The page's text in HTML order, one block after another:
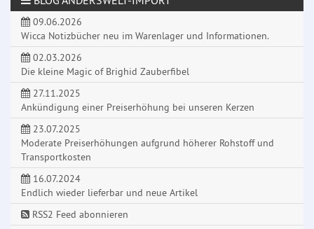
09.06.2026
Wicca Notizbücher neu im Warenlager und Informationen.
02.03.2026
Die kleine Magic of Brighid Zauberfibel
27.11.2025
Ankündigung einer Preiserhöhung bei unseren Kerzen
23.07.2025
Moderate Preiserhöhungen aufgrund höherer Rohstoff und
Transportkosten
16.07.2024
Endlich wieder lieferbar und neue Artikel
RSS2 Feed abonnieren